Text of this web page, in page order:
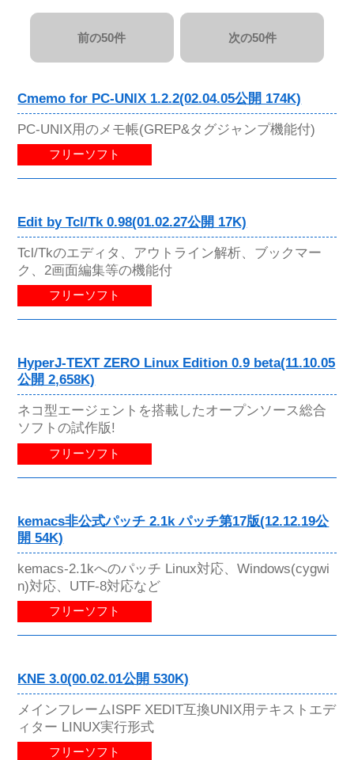
前の50件 次の50件
Cmemo for PC-UNIX 1.2.2(02.04.05公開 174K)
PC-UNIX用のメモ帳(GREP&タグジャンプ機能付)
フリーソフト
Edit by Tcl/Tk 0.98(01.02.27公開 17K)
Tcl/Tkのエディタ、アウトライン解析、ブックマー
ク、2画面編集等の機能付
フリーソフト
HyperJ-TEXT ZERO Linux Edition 0.9 beta(11.10.05
公開 2,658K)
ネコ型エージェントを搭載したオープンソース総合
ソフトの試作版!
フリーソフト
kemacs非公式パッチ 2.1k パッチ第17版(12.12.19公
開 54K)
kemacs-2.1kへのパッチ Linux対応、Windows(cygwi
n)対応、UTF-8対応など
フリーソフト
KNE 3.0(00.02.01公開 530K)
メインフレームISPF XEDIT互換UNIX用テキストエデ
ィター LINUX実行形式
フリーソフト